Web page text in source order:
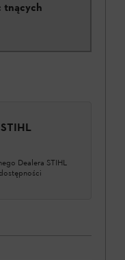
tnących
Dealera STIHL